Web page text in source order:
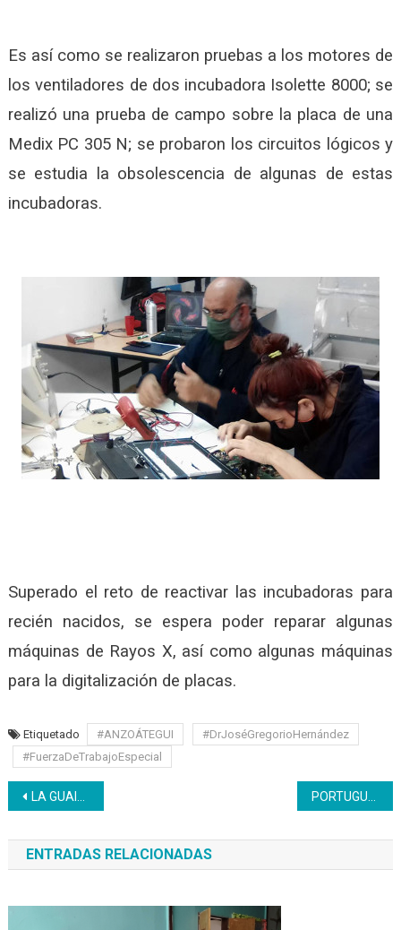
Es así como se realizaron pruebas a los motores de
los ventiladores de dos incubadora Isolette 8000; se
realizó una prueba de campo sobre la placa de una
Medix PC 305 N; se probaron los circuitos lógicos y
se estudia la obsolescencia de algunas de estas
incubadoras.
Superado el reto de reactivar las incubadoras para
recién nacidos, se espera poder reparar algunas
máquinas de Rayos X, así como algunas máquinas
para la digitalización de placas.
Etiquetado #ANZOÁTEGUI
#DrJoséGregorioHernández
#FuerzaDeTrabajoEspecial
Navegación
de
entradas
LA GUAIRA | Trabajadores del IAIM cursan bachillerato con el Inces
ENTRADAS RELACIONADAS